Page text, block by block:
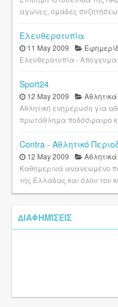
αγώνες, ομάδες συζητήσεων
Ελευθεροτυπία
11 May 2009
Ελευθεροτυπία -
Sport24
12 May 2009
Αθλητική ενημέρωση για
πρωτάθλημα ποδόσφαιρο
Contra - Αθλητικό
12 May 2009
Καθημερινά ανανεωμένο
της Ελλάδας και όλου του
ΔΙΑΦΗΜΊΣΕΙΣ